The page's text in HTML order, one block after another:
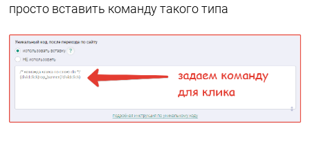
просто вставить команду такого типа